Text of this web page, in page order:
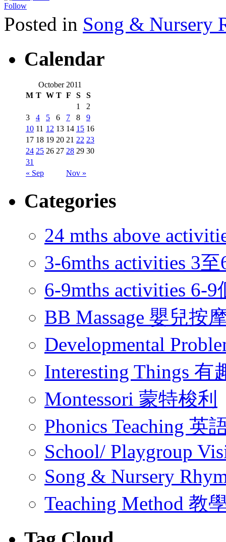
Follow
Posted in Song & Nursery
Calendar
October 2011
M T W T F S S
« Sep Nov »
1
2
3
4 5 6 7 8
9
10 11 12 13 14 15 16
17 18 19 20 21 22 23
24 25 26 27 28 29 30
31
Categories
24 mths above
3-6mths activities 3
6-9mths activities 6-
BB Massage 嬰兒按
Developmental
Interesting Things 有
Montessori 蒙特梭利
Phonics Teaching 英
School/ Playgroup
Song & Nursery
Teaching Method 教